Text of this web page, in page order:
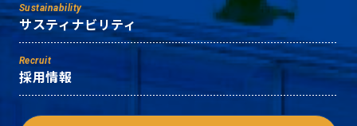
Sustainability
サスティナビリティ
Recruit
採用情報